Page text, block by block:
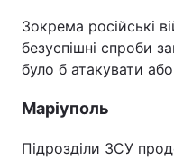
Зокрема російські
безуспішні спроби
було б атакувати
Маріуполь
Підрозділи ЗСУ